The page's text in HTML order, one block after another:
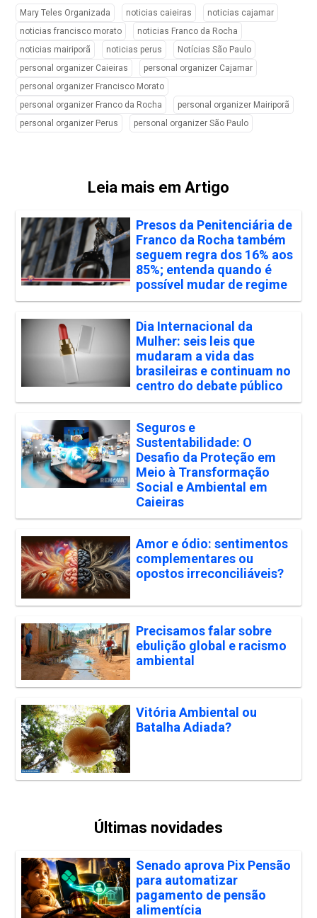
Mary Teles Organizada noticias caieiras
noticias cajamar
noticias francisco morato
noticias Franco da Rocha
noticias mairiporã
noticias perus
Notícias São Paulo
personal organizer Caieiras
personal organizer Cajamar
personal organizer Francisco Morato
personal organizer Franco da Rocha
personal organizer Mairiporã
personal organizer Perus
personal organizer São Paulo
Leia mais em Artigo
Presos da Penitenciária de
Franco da Rocha também
seguem regra dos 16% aos
85%; entenda quando é
possível mudar de regime
Dia Internacional da
Mulher: seis leis que
mudaram a vida das
brasileiras e continuam no
centro do debate público
Seguros e
Sustentabilidade: O
Desafio da Proteção em
Meio à Transformação
Social e Ambiental em
Caieiras
Amor e ódio: sentimentos
complementares ou
opostos irreconciliáveis?
Precisamos falar sobre
ebulição global e racismo
ambiental
Vitória Ambiental ou
Batalha Adiada?
Últimas novidades
Senado aprova Pix Pensão
para automatizar
pagamento de pensão
alimentícia